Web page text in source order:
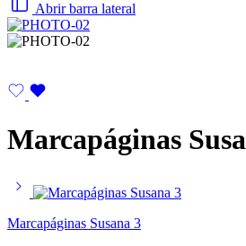
Abrir barra lateral
Marcapáginas
Marcapáginas Susana 3